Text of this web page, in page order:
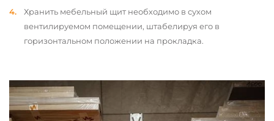
Хранить мебельный щит необходимо в сухом
вентилируемом помещении, штабелируя его в
горизонтальном положении на прокладка.